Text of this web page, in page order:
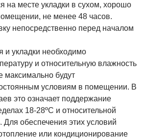
на месте укладки в сухом, хорошо
не менее 48 часов.
непосредственно перед началом
и укладки необходимо
и относительную влажность
максимально будут
условиям в помещении. В
это означает поддержание
18-28ºC и относительной
Для обеспечения этих условий
или кондиционирование